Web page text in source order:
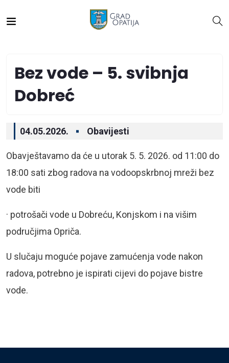
Bez vode – 5. svibnja
Dobreć
04.05.2026. Obavijesti
Obavještavamo da će u utorak 5. 5. 2026. od 11:00 do
18:00 sati zbog radova na vodoopskrbnoj mreži bez
vode biti
· potrošači vode u Dobreću, Konjskom i na višim
područjima Opriča.
U slučaju moguće pojave zamućenja vode nakon
radova, potrebno je ispirati cijevi do pojave bistre
vode.